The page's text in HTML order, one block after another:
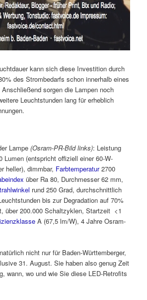
kann sich diese Investition durch
des Strombedarfs schon innerhalb eines
sorgen die Lampen noch
Leuchtstunden lang für erheblich
Lampe(Osram-PR-Bild links): Leistung
Lumen (entspricht offiziell einer 60-W-
heller), dimmbar, Farbtemperatur2700
über Ra 80, Durchmesser 62 mm,
rund 250 Grad, durchschnittlich
bis zur Degradation auf 70%
über 200.000 Schaltzyklen, Startzeit <1
A (67,5 lm/W), 4 Jahre Osram-
nicht nur für Baden-Württemberger,
31. August. Sie haben also genug Zeit
wann, wo und wie Sie diese LED-Retrofits